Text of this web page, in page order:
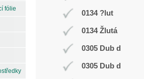
fólie
0134 ?lut
0134 Žlutá
0305 Dub d
0305 Dub d